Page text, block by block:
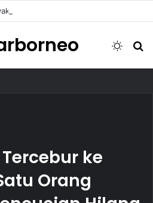
Switch
ke
Orang